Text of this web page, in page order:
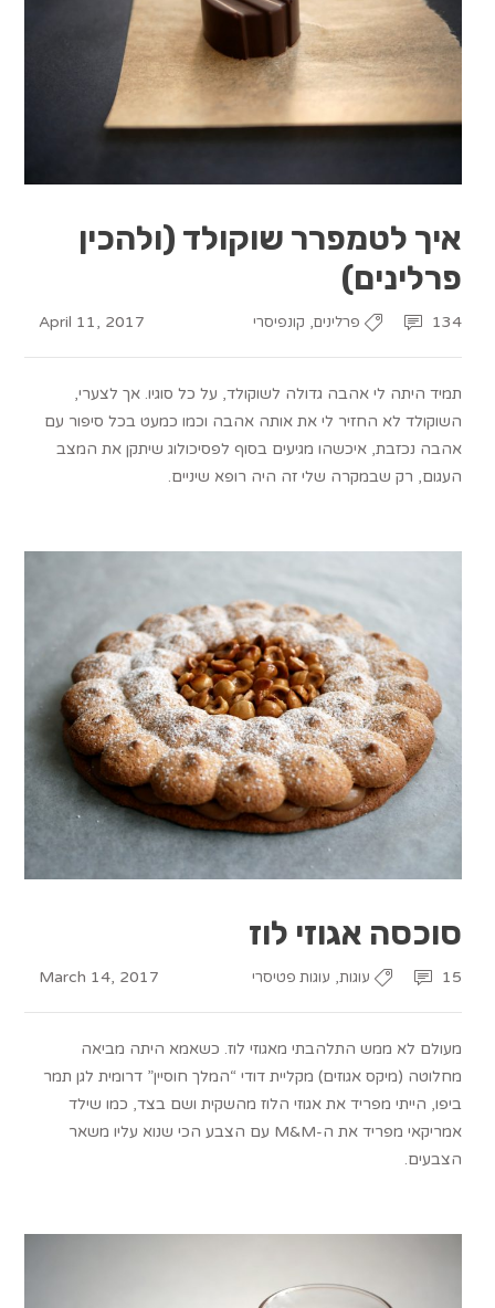
איך לטמפרר שוקולד (ולהכין
פרלינים)
April 11, 2017 פרלינים, קונפיסרי 134
תמיד היתה לי אהבה גדולה לשוקולד, על כל סוגיו. אך לצערי,
השוקולד לא החזיר לי את אותה אהבה וכמו כמעט בכל סיפור עם
אהבה נכזבת, איכשהו מגיעים בסוף לפסיכולוג שיתקן את המצב
העגום, רק שבמקרה שלי זה היה רופא שיניים.
סוכסה אגוזי לוז
March 14, 2017 עוגות, עוגות פטיסרי 15
מעולם לא ממש התלהבתי מאגוזי לוז. כשאמא היתה מביאה
מחלוטה (מיקס אגוזים) מקליית דודי “המלך חוסיין” דרומית לגן תמר
ביפו, הייתי מפריד את אגוזי הלוז מהשקית ושם בצד, כמו שילד
אמריקאי מפריד את ה-M&M עם הצבע הכי שנוא עליו משאר
הצבעים.